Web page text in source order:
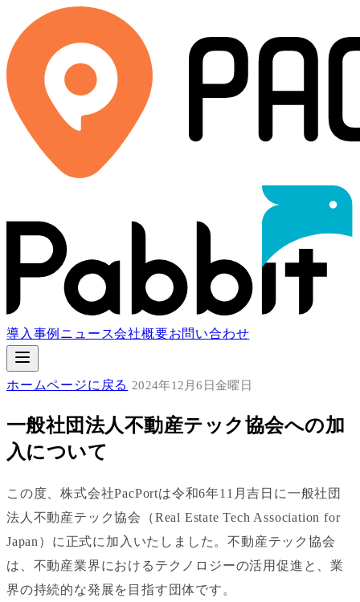
導入事例 ニュース会社概要お問い合わせ
ホームページに戻る 2024年12月6日金曜日
一般社団法人不動産テック協会への加
入について
この度、株式会社PacPortは令和6年11月吉日に一般社団
法人不動産テック協会（Real Estate Tech Association for
Japan）に正式に加入いたしました。不動産テック協会
は、不動産業界におけるテクノロジーの活用促進と、業
界の持続的な発展を目指す団体です。